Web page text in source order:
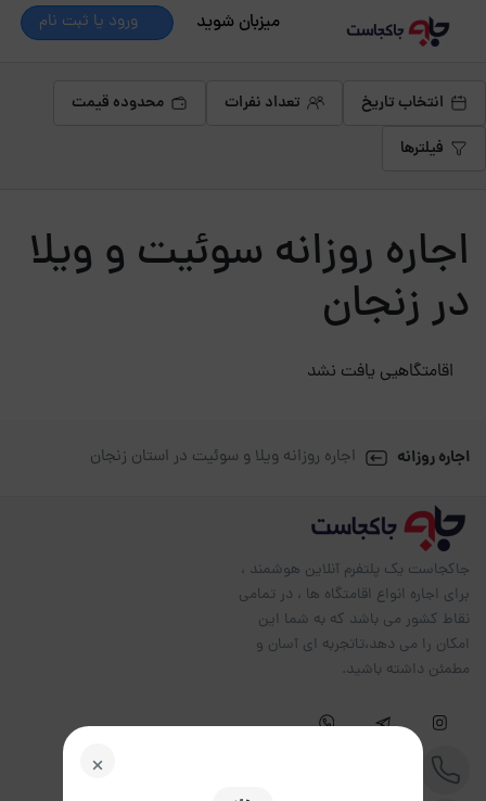
میزبان شوید ورود یا ثبت نام
انتخاب تاریخ تعداد نفرات
محدوده قیمت
فیلترها
اجاره روزانه سوئیت و ویلا
در زنجان
اقامتگاهیی یافت نشد
اجاره روزانه اجاره روزانه ویلا و سوئیت در استان زنجان
جاکجاست یک پلتفرم آنلاین هوشمند ،
برای اجاره انواع اقامتگاه ها ، در تمامی
نقاط کشور می باشد که به شما این
امکان را می دهد،تاتجربه ای آسان و
مطمئن داشته باشید.